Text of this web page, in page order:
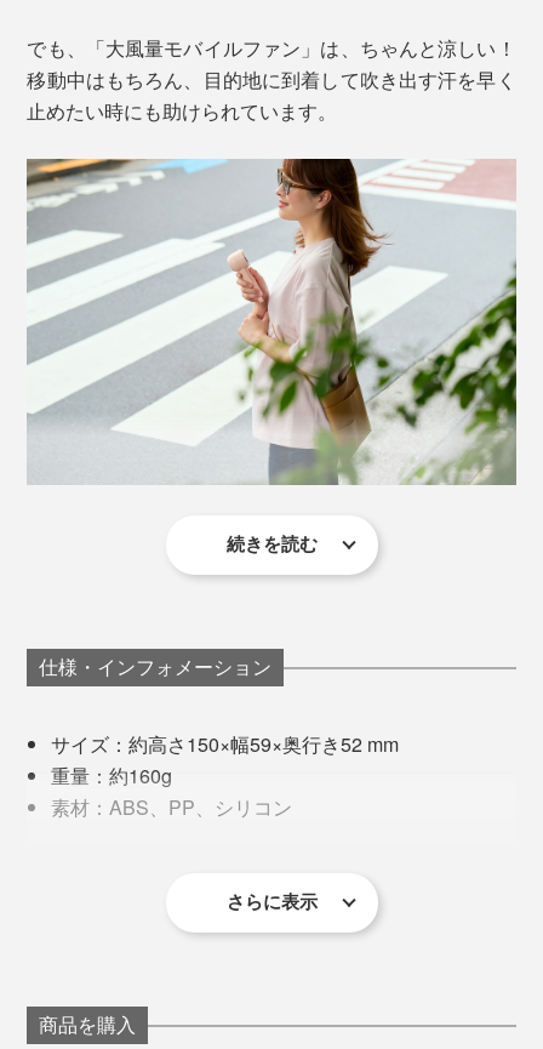
風速は１〜100の100段階で調整でき、短押しで
「1→25→50→75→100」の5段階調整も可能。好みの風
速で指を離すと、充電残量の数値に切り替わります。数
字下の電池マークはおおよその充電残量を示します。
３. 短押しでスイッチOFF
します。
風力と使うシーンの目安
カラビナを使えば、ベルト通しやバッグなどに引っ掛け
のも便利。
※カラビナは商品に含まれません
ストラップと本体が一体になっているのも便利。ストラ
ップや固定台が別になっているタイプもありますが、た
体になっているのは便利だと感じました。
ストラップだけではなく、手のひらが当たる部分全体が
シリコンで覆われており、すべりにくくて握り心地も柔
らか。使うと分かるメリットです。
でも、「大風量モバイルファン」は、ちゃんと涼しい！
移動中はもちろん、目的地に到着して吹き出す汗を早く
止めたい時にも助けられています。
サイズも重さもスマホ程度で、持ち歩きの負担もそれほ
るのに対し、本品は5.9cm。バッグから出し入れすると
きに引っかかる煩わしさもナシ。
た。
続きを読む
仕様・インフォメーション
サイズ：約高さ150×幅59×奥行き52 mm
重量：約160g
素材：ABS、PP、シリコン
充電ポート：USB-C
連続使用時間：
さらに表示
商品を購入